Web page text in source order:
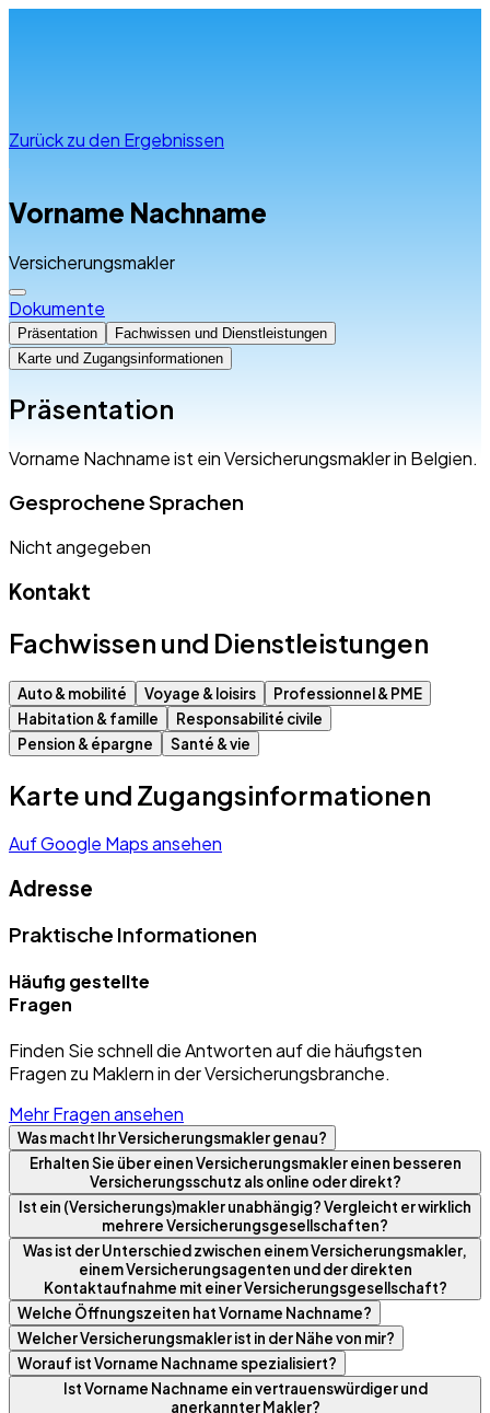
Zurück zu den Ergebnissen
Vorname Nachname
Versicherungsmakler
Dokumente
Präsentation
Fachwissen und Dienstleistungen
Karte und Zugangsinformationen
Präsentation
Vorname Nachname ist ein Versicherungsmakler in Belgien.
Gesprochene Sprachen
Nicht angegeben
Kontakt
Fachwissen und Dienstleistungen
Auto & mobilité Voyage & loisirs
Professionnel & PME
Habitation & famille
Responsabilité civile
Pension & épargne
Santé & vie
Karte und Zugangsinformationen
Auf Google Maps ansehen
Adresse
Praktische Informationen
Häufig gestellte
Fragen
Finden Sie schnell die Antworten auf die häufigsten
Fragen zu Maklern in der Versicherungsbranche.
Mehr Fragen ansehen
Was macht Ihr Versicherungsmakler genau?
Erhalten Sie über einen Versicherungsmakler einen besseren
Versicherungsschutz als online oder direkt?
Ist ein (Versicherungs)makler unabhängig? Vergleicht er wirklich
mehrere Versicherungsgesellschaften?
Was ist der Unterschied zwischen einem Versicherungsmakler,
einem Versicherungsagenten und der direkten
Kontaktaufnahme mit einer Versicherungsgesellschaft?
Welche Öffnungszeiten hat Vorname Nachname?
Welcher Versicherungsmakler ist in der Nähe von mir?
Worauf ist Vorname Nachname spezialisiert?
Ist Vorname Nachname ein vertrauenswürdiger und
anerkannter Makler?